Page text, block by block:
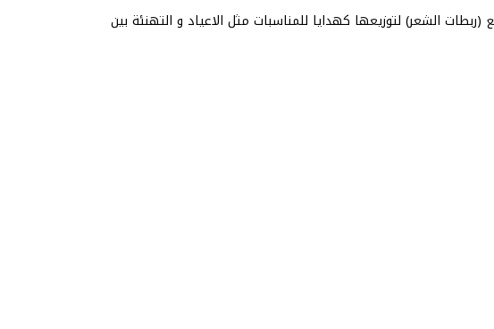
الشعر) لتوزيعها كهدايا للمناسبات مثل الاعياد و التهنئة بين